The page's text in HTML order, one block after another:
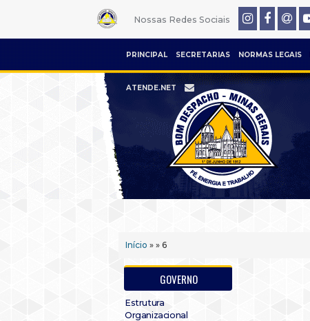
Nossas Redes Sociais
PRINCIPAL SECRETARIAS NORMAS LEGAIS
ATENDE.NET
Início » » 6
GOVERNO
Estrutura
Organizacional